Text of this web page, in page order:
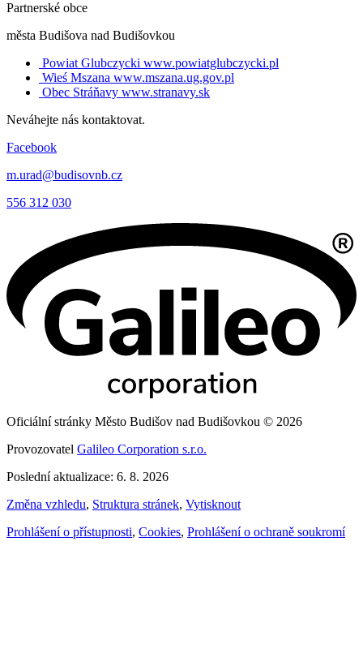
Partnerské obce
města Budišova nad Budišovkou
Powiat Glubczycki www.powiatglubczycki.pl
Wieś Mszana www.mszana.ug.gov.pl
Obec Stráňavy www.stranavy.sk
Neváhejte nás kontaktovat.
Facebook
m.urad@budisovnb.cz
556 312 030
Oficiální stránky Město Budišov nad Budišovkou © 2026
Provozovatel Galileo Corporation s.r.o.
Poslední aktualizace: 6. 8. 2026
Změna vzhledu, Struktura stránek, Vytisknout
Prohlášení o přístupnosti, Cookies, Prohlášení o ochraně soukromí